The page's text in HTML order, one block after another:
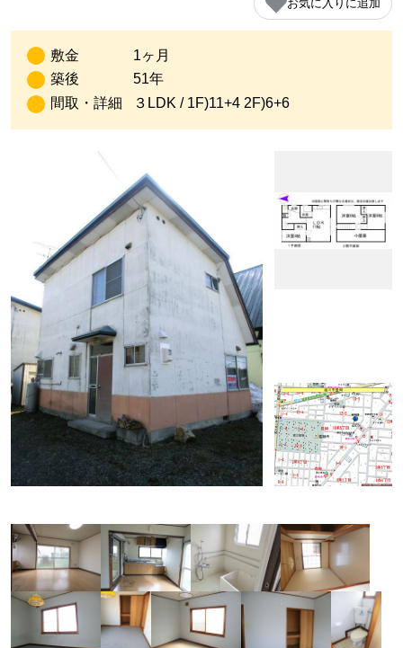
お気に入りに追加
敷金
1ヶ月
築後
51年
間取・詳細
３LDK / 1F)11+4 2F)6+6